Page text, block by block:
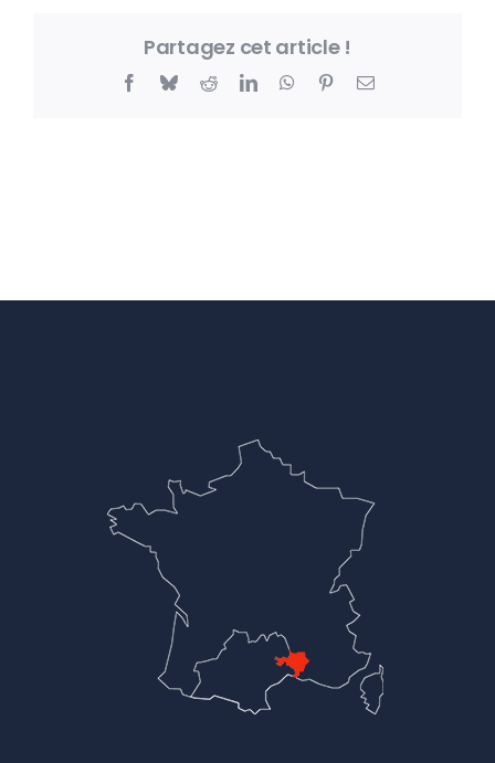
Partagez cet article !
Facebook
BlueskyRedditLinkedInWhatsApp
PinterestEmail